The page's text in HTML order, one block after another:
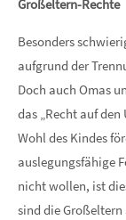
Großeltern-Rechte
Besonders
aufgrund der
Doch auch Omas
das „Recht auf
Wohl des Kindes
auslegungsfähige
nicht wollen, ist
sind die Großeltern